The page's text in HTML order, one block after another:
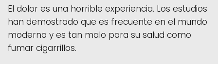
El dolor es una horrible experiencia. Los estudios
han demostrado que es frecuente en el mundo
moderno y es tan malo para su salud como
fumar cigarrillos.